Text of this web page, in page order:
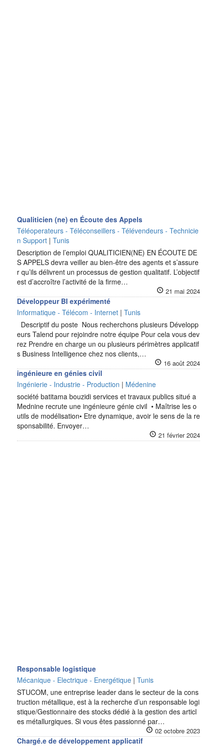
Qualiticien (ne) en Écoute des Appels
Téléoperateurs - Téléconseillers - Télévendeurs - Technicie
n Support | Tunis
Description de l’emploi QUALITICIEN(NE) EN ÉCOUTE DE
S APPELS devra veiller au bien-être des agents et s’assure
r qu’ils délivrent un processus de gestion qualitatif. L’objectif
est d’accroître l’activité de la firme…
21 mai 2024
Développeur BI expérimenté
Informatique - Télécom - Internet | Tunis
Descriptif du poste Nous recherchons plusieurs Développ
eurs Talend pour rejoindre notre équipe Pour cela vous dev
rez Prendre en charge un ou plusieurs périmètres applicatif
s Business Intelligence chez nos clients,…
16 août 2024
ingénieure en génies civil
Ingénierie - Industrie - Production | Médenine
société batitama bouzidi services et travaux publics situé a
Mednine recrute une ingénieure génie civil • Maîtrise les o
utils de modélisation• Etre dynamique, avoir le sens de la re
sponsabilité. Envoyer…
21 février 2024
Responsable logistique
Mécanique - Electrique - Energétique | Tunis
STUCOM, une entreprise leader dans le secteur de la cons
truction métallique, est à la recherche d’un responsable logi
stique/Gestionnaire des stocks dédié à la gestion des articl
es métallurgiques. Si vous êtes passionné par…
02 octobre 2023
Chargé.e de développement applicatif